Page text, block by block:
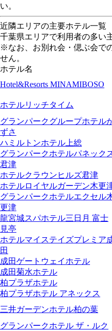
い。
近隣エリアの主要ホテル一覧
千葉県エリアで利用者の多い
※なお、お別れ会・偲ぶ会で
せん。
ホテル名
Hotel&Resorts MINAMIBOSO
ホテルリッチタイム
グランパークグループホテル
ずさ
ハミルトンホテル上総
グランパークホテルパネック
君津
ホテルクラウンヒルズ君津
ホテルロイヤルガーデン木更
グランパークホテルエクセル
更津
龍宮城スパホテル三日月 富士
見亭
ホテルマイステイズプレミア
田
成田ゲートウェイホテル
成田菊水ホテル
柏プラザホテル
柏プラザホテル アネックス
三井ガーデンホテル柏の葉
グランパークホテル ザ・ルク